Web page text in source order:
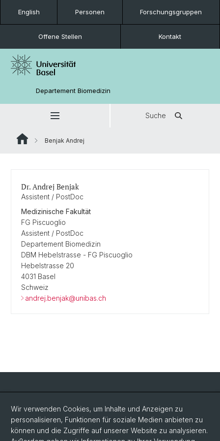
English Personen Forschungsgruppen
Offene Stellen Kontakt
Departement Biomedizin
Suche
Benjak Andrej
Dr. Andrej Benjak
Assistent / PostDoc
Medizinische Fakultät
FG Piscuoglio
Assistent / PostDoc
Departement Biomedizin
DBM Hebelstrasse - FG Piscuoglio
Hebelstrasse 20
4031 Basel
Schweiz
andrej.benjak@unibas.ch
Social Media
LinkedIn
Wir verwenden Cookies, um Inhalte und Anzeigen zu
personalisieren, Funktionen für soziale Medien anbieten zu
können und die Zugriffe auf unserer Website zu analysieren.